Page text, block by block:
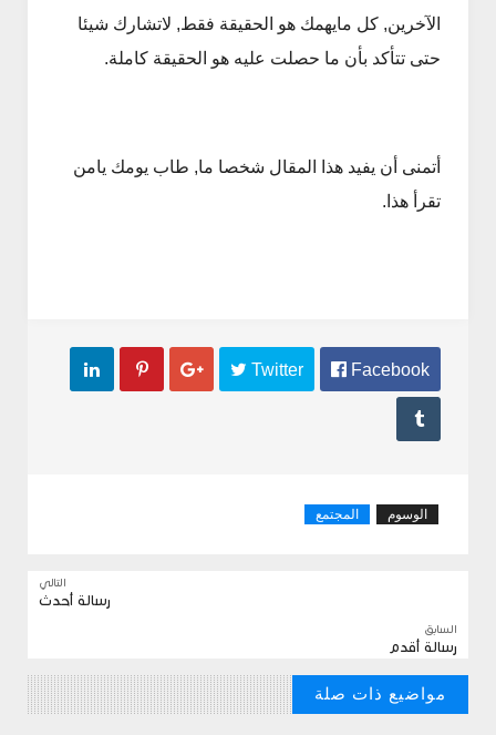
الآخرين, كل مايهمك هو الحقيقة فقط, لاتشارك شيئا
حتى تتأكد بأن ما حصلت عليه هو الحقيقة كاملة.
أتمنى أن يفيد هذا المقال شخصا ما, طاب يومك يامن
تقرأ هذا.
 Facebook
 Twitter




الوسوم المجتمع
التالي
رسالة أحدث
السابق
رسالة أقدم
مواضيع ذات صلة